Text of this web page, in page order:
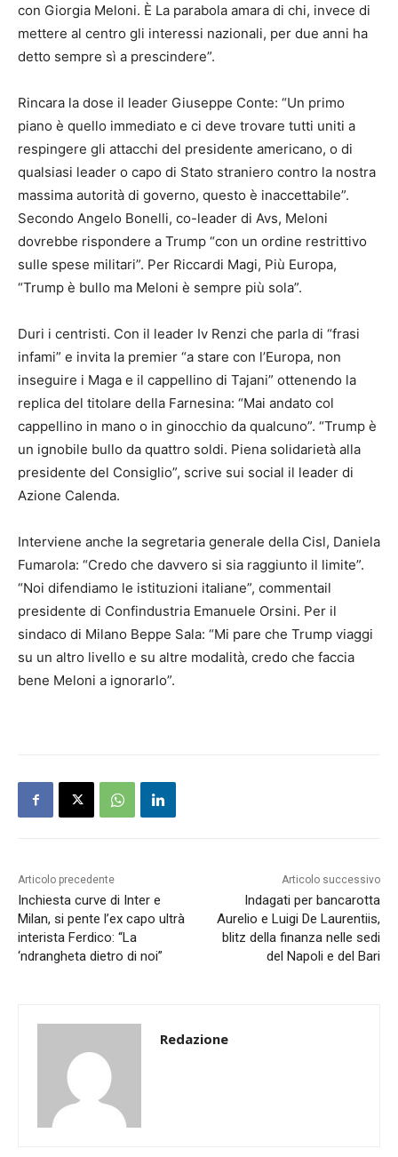
con Giorgia Meloni. È La parabola amara di chi, invece di
mettere al centro gli interessi nazionali, per due anni ha
detto sempre sì a prescindere”.
Rincara la dose il leader Giuseppe Conte: “Un primo
piano è quello immediato e ci deve trovare tutti uniti a
respingere gli attacchi del presidente americano, o di
qualsiasi leader o capo di Stato straniero contro la nostra
massima autorità di governo, questo è inaccettabile”.
Secondo Angelo Bonelli, co-leader di Avs, Meloni
dovrebbe rispondere a Trump “con un ordine restrittivo
sulle spese militari”. Per Riccardi Magi, Più Europa,
“Trump è bullo ma Meloni è sempre più sola”.
Duri i centristi. Con il leader Iv Renzi che parla di “frasi
infami” e invita la premier “a stare con l’Europa, non
inseguire i Maga e il cappellino di Tajani” ottenendo la
replica del titolare della Farnesina: “Mai andato col
cappellino in mano o in ginocchio da qualcuno”. “Trump è
un ignobile bullo da quattro soldi. Piena solidarietà alla
presidente del Consiglio”, scrive sui social il leader di
Azione Calenda.
Interviene anche la segretaria generale della Cisl, Daniela
Fumarola: “Credo che davvero si sia raggiunto il limite”.
“Noi difendiamo le istituzioni italiane”, commentail
presidente di Confindustria Emanuele Orsini. Per il
sindaco di Milano Beppe Sala: “Mi pare che Trump viaggi
su un altro livello e su altre modalità, credo che faccia
bene Meloni a ignorarlo”.
Articolo precedente
Inchiesta curve di Inter e
Milan, si pente l’ex capo ultrà
interista Ferdico: “La
‘ndrangheta dietro di noi”
Articolo successivo
Indagati per bancarotta
Aurelio e Luigi De Laurentiis,
blitz della finanza nelle sedi
del Napoli e del Bari
Redazione